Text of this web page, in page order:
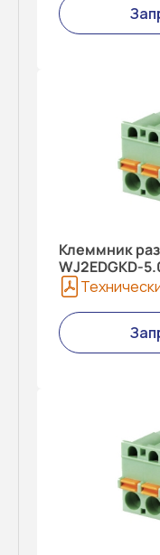
Клеммник
WJ2EDGKD-